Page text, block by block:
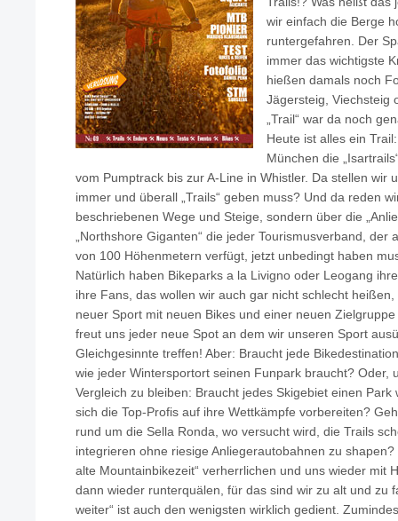
wir einfach die Berge
runtergefahren. Der
immer das wichtigste
hießen damals noch
Jägersteig, Viechsteig
„Trail“ war da noch
Heute ist alles ein
München die
vom Pumptrack bis zur A-Line in Whistler. Da stellen wir
immer und überall „Trails“ geben muss? Und da reden
beschriebenen Wege und Steige, sondern über die
„Northshore Giganten“ die jeder Tourismusverband, der
von 100 Höhenmetern verfügt, jetzt unbedingt haben
Natürlich haben Bikeparks a la Livigno oder Leogang
ihre Fans, das wollen wir auch gar nicht schlecht
neuer Sport mit neuen Bikes und einer neuen
freut uns jeder neue Spot an dem wir unseren Sport
Gleichgesinnte treffen! Aber: Braucht jede
wie jeder Wintersportort seinen Funpark braucht? Oder,
Vergleich zu bleiben: Braucht jedes Skigebiet einen
sich die Top-Profis auf ihre Wettkämpfe vorbereiten?
rund um die Sella Ronda, wo versucht wird, die Trails
integrieren ohne riesige Anliegerautobahnen zu
alte Mountainbikezeit“ verherrlichen und uns wieder mit
dann wieder runterquälen, für das sind wir zu alt und zu
weiter“ ist auch den wenigsten wirklich gedient.